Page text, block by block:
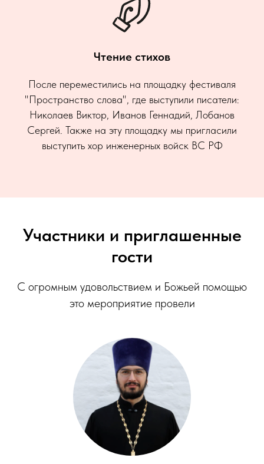
Чтение стихов
После переместились на площадку фестиваля
"Пространство слова", где выступили писатели:
Николаев Виктор, Иванов Геннадий, Лобанов
Сергей. Также на эту площадку мы пригласили
выступить хор инженерных войск ВС РФ
Участники и приглашенные
гости
С огромным удовольствием и Божьей помощью
это мероприятие провели